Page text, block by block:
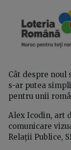
Cât despre noul
s-ar putea
pentru unii
Alex Icodin, art
comunicare
Relații Publice,